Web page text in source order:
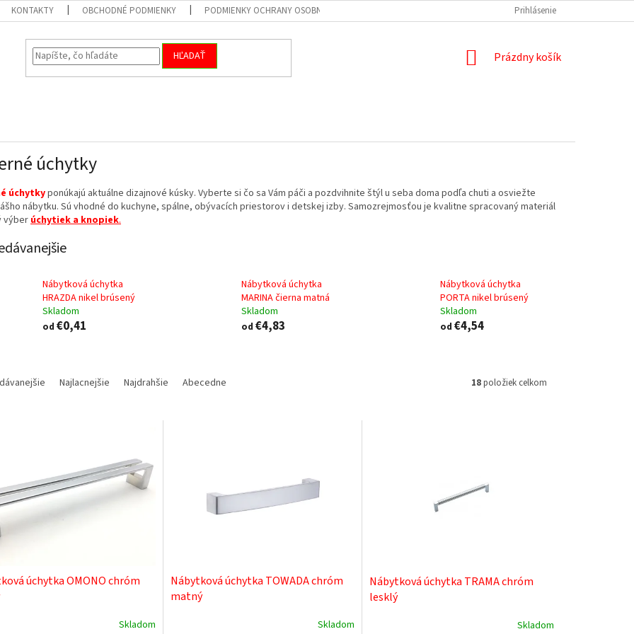
KONTAKTY OBCHODNÉ PODMIENKY PODMIENKY OCHRANY OSOBNÝCH ÚDAJOV REKLAMÁCIA
Prihlásenie
HĽADAŤ
NÁKUPNÝ
Prázdny košík
úchytky
úchytkyponúkajú aktuálne dizajnové kúsky. Vyberte si čo sa Vám páči a pozdvihnite štýl u seba doma podľa chuti a osviežte
nábytku. Sú vhodné do kuchyne, spálne, obývacích priestorov i detskej izby. Samozrejmosťou je kvalitne spracovaný materiál
výber úchytiek a knopiek.
Nábytková úchytka
HRAZDA nikel brúsený
Skladom
od €0,41
Nábytková úchytka
MARINA čierna matná
Skladom
od €4,83
Nábytková úchytka
PORTA nikel brúsený
Skladom
od €4,54
Najlacnejšie Najdrahšie Abecedne 18položiek celkom
úchytka OMONO chróm
Skladom
Nábytková úchytka TOWADA chróm
matný
Skladom
Nábytková úchytka TRAMA chróm
lesklý
Skladom